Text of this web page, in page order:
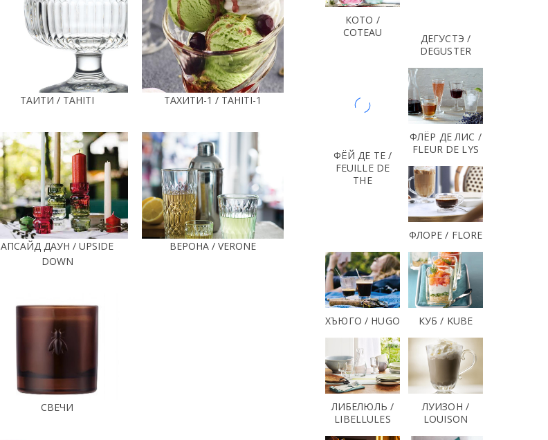
КОТО /
COTEAU
ДЕГУСТЭ /
DEGUSTER
ФЁЙ ДЕ ТЕ /
FEUILLE DE
THE
ФЛЁР ДЕ ЛИС /
FLEUR DE LYS
ФЛОРЕ / FLORE
ХЪЮГО / HUGO КУБ / KUBE
ЛИБЕЛЮЛЬ /
LIBELLULES
ЛУИЗОН /
LOUISON
ТАИТИ / TAHITI ТАХИТИ-1 / TAHITI-1
АПСАЙД ДАУН / UPSIDE
DOWN
ВЕРОНА / VERONE
СВЕЧИ